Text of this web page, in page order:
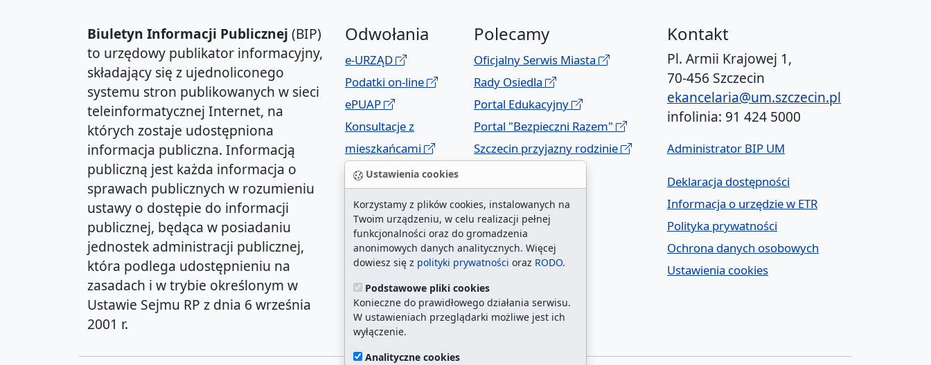
Ustawienia cookies
Korzystamy z plików cookies, instalowanych na
Twoim urządzeniu, w celu realizacji pełnej
funkcjonalności oraz do gromadzenia
anonimowych danych analitycznych. Więcej
dowiesz się z polityki prywatności oraz RODO.
Podstawowe pliki cookies
Konieczne do prawidłowego działania serwisu.
W ustawieniach przeglądarki możliwe jest ich
wyłączenie.
Analityczne cookies
Biuletyn Informacji Publicznej (BIP)
to urzędowy publikator informacyjny,
składający się z ujednoliconego
systemu stron publikowanych w sieci
teleinformatycznej Internet, na
których zostaje udostępniona
informacja publiczna. Informacją
publiczną jest każda informacja o
sprawach publicznych w rozumieniu
ustawy o dostępie do informacji
publicznej, będąca w posiadaniu
jednostek administracji publicznej,
która podlega udostępnieniu na
zasadach i w trybie określonym w
Ustawie Sejmu RP z dnia 6 września
2001 r.
Odwołania
e-URZĄD
Podatki on-line
ePUAP
Konsultacje z
mieszkańcami
Geoportal
Polecamy
Oficjalny Serwis Miasta
Rady Osiedla
Portal Edukacyjny
Portal "Bezpieczni Razem"
Szczecin przyjazny rodzinie
Kontakt
Pl. Armii Krajowej 1,
70-456 Szczecin
ekancelaria@um.szczecin.pl
infolinia: 91 424 5000
Administrator BIP UM
Deklaracja dostępności
Informacja o urzędzie w ETR
Polityka prywatności
Ochrona danych osobowych
Ustawienia cookies